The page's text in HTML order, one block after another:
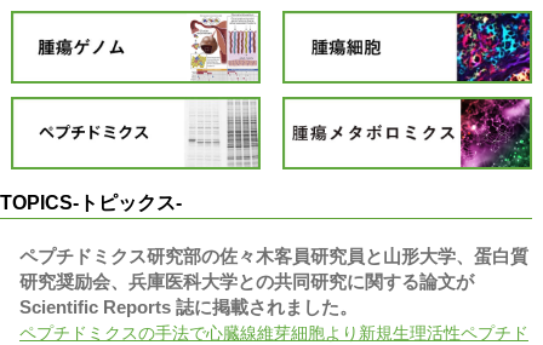
TOPICS-トピックス-
ペプチドミクス研究部の佐々木客員研究員と山形大学、蛋白質
研究奨励会、兵庫医科大学との共同研究に関する論文が
Scientific Reports 誌に掲載されました。
ペプチドミクスの手法で心臓線維芽細胞より新規生理活性ペプチド